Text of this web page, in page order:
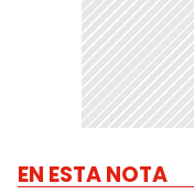
EN ESTA NOTA